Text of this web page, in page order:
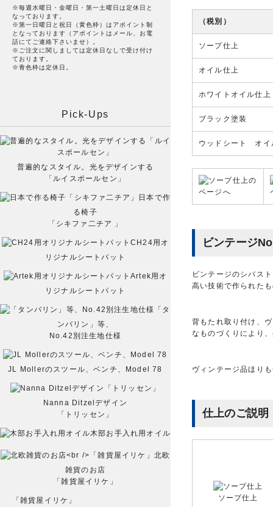
（税別）
ソープ仕上
オイル仕上
ホワイトオイル仕上
ブラック塗装
ウッドシート オイ
ビンテージ
ビンテージのシバス
高い技術で作られた
背もたれ取り付け、
なものづくりにより
ヴィンテージ品ほり
仕上のご説明
ソープ仕上
※毎週水曜日・金曜日・第一土曜日は定休日と
なっております。
※第一日曜日と祝日（黄色枠）はアポイント制
となっております（アポイントはメール、お電
話にてご連絡下さいませ）。
※ご注文に関しましては定休日なしで受け付け
ております。
※青色枠は定休日。
Pick-Ups
普遍的なスタイル。光をデザインする
「ルイスポールセン」
日本で作
る椅子
「シキファ二チア 」
CH24用オ
リジナルシートパット
Artek用オ
リジナルシートパット
「タ
ンバリン」等、
No.42別注生地仕様
JL Mollerのスツール、ベンチ、Model 78
Nanna Ditzelデザイン
「トリッセン」
木部お手入れ用オイル
北欧
雑貨のお店
「雑貨屋イリケ」
「雑貨屋イリケ」